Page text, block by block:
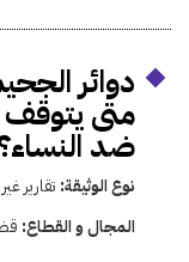
دوائر
متى يتوقف
ضد
نوع الوثيقة: تقارير
المجال و القطاع: